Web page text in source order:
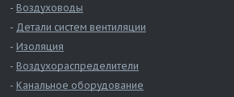
Воздуховоды
Детали систем вентиляции
Изоляция
Воздухораспределители
Канальное оборудование